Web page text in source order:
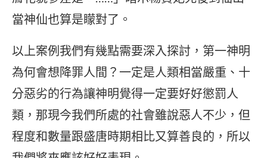
當神仙也算是矇對了。
以上案例我們有幾點需要深入探討，第一神明
為何會想降罪人間？一定是人類相當嚴重、十
分惡劣的行為讓神明覺得一定要好好懲罰人
類，那現今我們所處的社會雖說惡人不少，但
程度和數量跟盛唐時期相比又算善良的，所以